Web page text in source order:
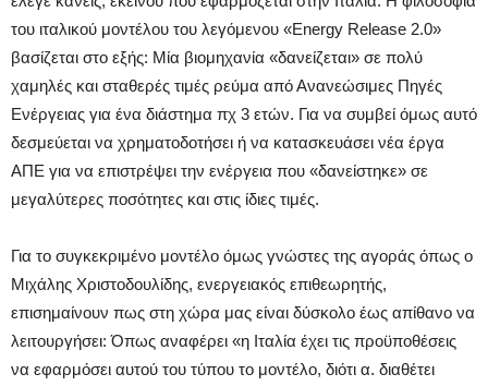
του ιταλικού μοντέλου του λεγόμενου «Energy Release 2.0»
βασίζεται στο εξής: Μία βιομηχανία «δανείζεται» σε πολύ
χαμηλές και σταθερές τιμές ρεύμα από Ανανεώσιμες Πηγές
Ενέργειας για ένα διάστημα πχ 3 ετών. Για να συμβεί όμως αυτό
δεσμεύεται να χρηματοδοτήσει ή να κατασκευάσει νέα έργα
ΑΠΕ για να επιστρέψει την ενέργεια που «δανείστηκε» σε
μεγαλύτερες ποσότητες και στις ίδιες τιμές.
Για το συγκεκριμένο μοντέλο όμως γνώστες της αγοράς όπως ο
Μιχάλης Χριστοδουλίδης, ενεργειακός επιθεωρητής,
επισημαίνουν πως στη χώρα μας είναι δύσκολο έως απίθανο να
λειτουργήσει: Όπως αναφέρει «η Ιταλία έχει τις προϋποθέσεις
να εφαρμόσει αυτού του τύπου το μοντέλο, διότι α. διαθέτει